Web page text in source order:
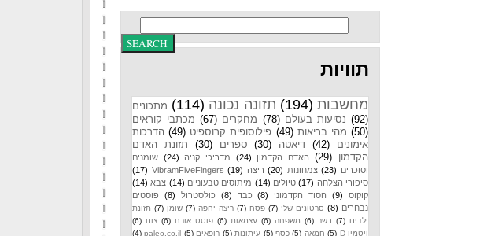
תוויות
מחשבות (194) תזונה נכונה (114) מתכונים
(92) נסיעות בעולם (78) מחקרים (67) מכתבי קוראים
(50) מהי בריאות (49) פילוסופית קרוספיט (49) הדרכות
אימונים
(42) דיאטה (30) ספרים (30)
תזונת האדם
הקדמון (29) האדם הקדמון (24) מדריכי קניה (24) שומנים
וסוכרים (23) צמחונות (20) ריצה (19)
VibramFiveFingers
(17)
סיפורי הצלחה (17) טיולים (14) מיתוסים טבעוניים (14) צבא (14)
קוקוס
(9) הסוד הקדמוני (8) כבד (8) כולסטרול (8)
פוסטים
נבחרים (8) סרטונים שלי (7) פסח (7) ריצה יחפה (7) שומן (7) תזונת
ילדים (7) בשר (6) משפחה (6) עצמאות (6) פוסט אורח (6) צום (6)
ויטמין D
(5) חמאה (5) כסף (5) עיתונות (5) רופאים (5)
paleo.co.il
(4)